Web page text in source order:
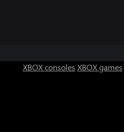
XBOX consoles XBOX games